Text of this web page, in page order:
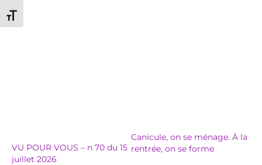
Changer la taille de la police
VU POUR VOUS – n 70 du 15
juillet 2026
Canicule, on se ménage. À la
rentrée, on se forme